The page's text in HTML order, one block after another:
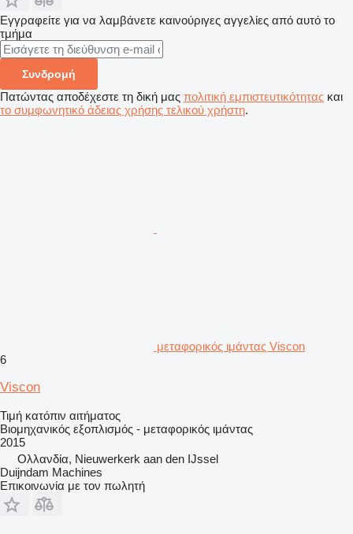
Εγγραφείτε για να λαμβάνετε καινούριγες αγγελίες από αυτό το
τμήμα
Συνδρομή
Πατώντας αποδέχεστε τη δική μας πολιτική εμπιστευτικότητας και
το συμφωνητικό άδειας χρήσης τελικού χρήστη.
μεταφορικός ιμάντας Viscon
6
Viscon
Τιμή κατόπιν αιτήματος
Βιομηχανικός εξοπλισμός - μεταφορικός ιμάντας
2015
Ολλανδία, Nieuwerkerk aan den IJssel
Duijndam Machines
Επικοινωνία με τον πωλητή